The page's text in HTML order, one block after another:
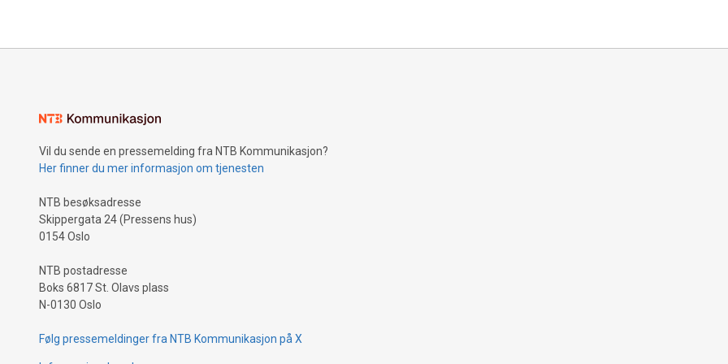
Vil du sende en pressemelding fra NTB Kommunikasjon?
Her finner du mer informasjon om tjenesten
NTB besøksadresse
Skippergata 24 (Pressens hus)
0154 Oslo
NTB postadresse
Boks 6817 St. Olavs plass
N-0130 Oslo
Følg pressemeldinger fra NTB Kommunikasjon på X